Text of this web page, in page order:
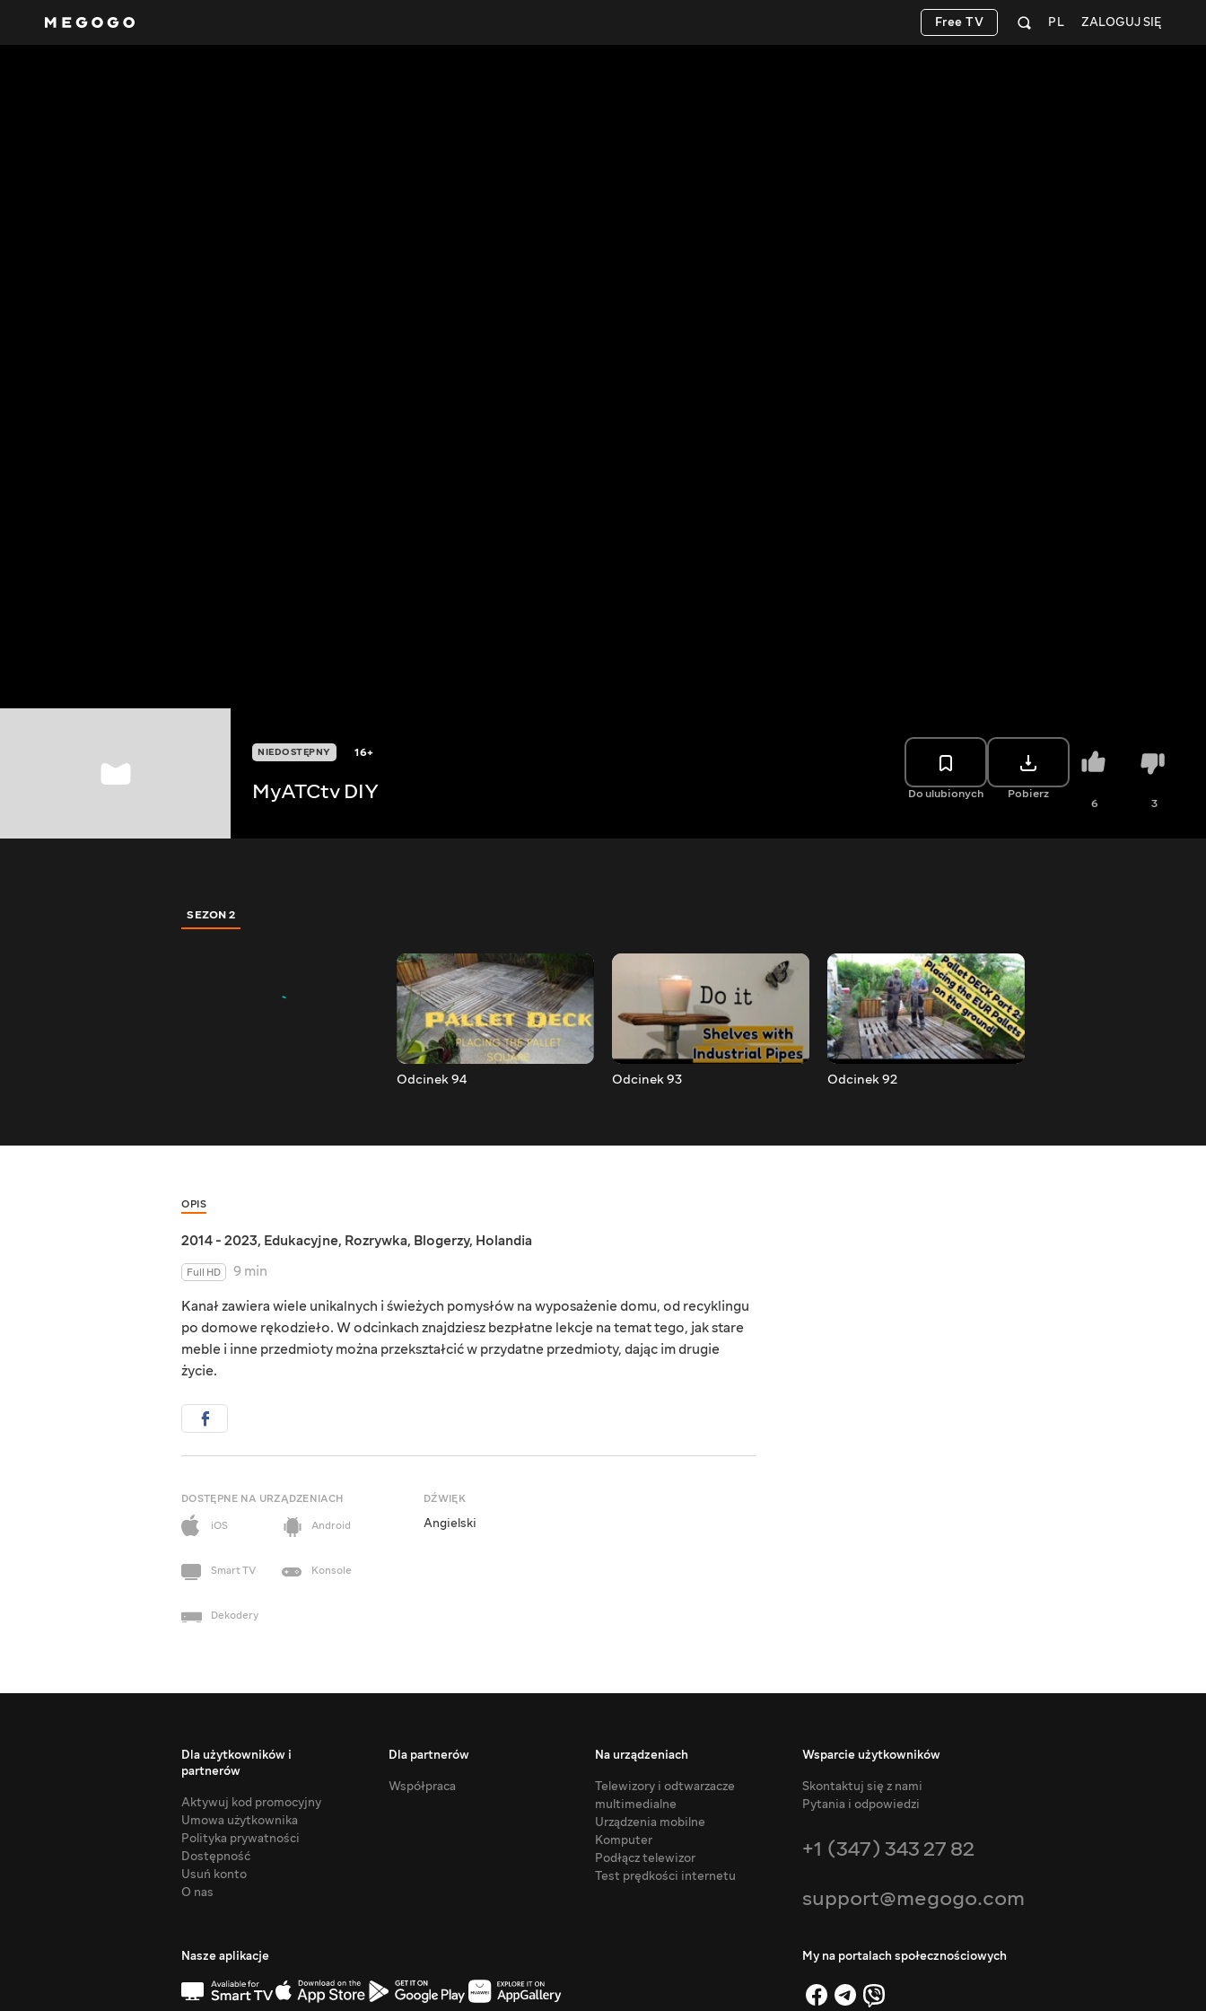
ZALOGUJ SIĘ
PL
Free TV
NIEDOSTĘPNY 16+
MyATCtv DIY Do ulubionych Pobierz
6 3
SEZON 2
Odcinek 94 Odcinek 93 Odcinek 92
OPIS
2014 - 2023, Edukacyjne, Rozrywka, Blogerzy, Holandia
Full HD
9 min
Kanał zawiera wiele unikalnych i świeżych pomysłów na wyposażenie domu, od recyklingu
po domowe rękodzieło. W odcinkach znajdziesz bezpłatne lekcje na temat tego, jak stare
meble i inne przedmioty można przekształcić w przydatne przedmioty, dając im drugie
życie.
DOSTĘPNE NA URZĄDZENIACH
iOS
Android
Smart TV Konsole
Dekodery
DŹWIĘK
Angielski
Dla użytkowników i
partnerów
Aktywuj kod promocyjny
Umowa użytkownika
Polityka prywatności
Dostępność
Usuń konto
O nas
Dla partnerów
Współpraca
Na urządzeniach
Telewizory i odtwarzacze
multimedialne
Urządzenia mobilne
Komputer
Podłącz telewizor
Test prędkości internetu
Wsparcie użytkowników
Skontaktuj się z nami
Pytania i odpowiedzi
+1 (347) 343 27 82
support@megogo.com
Nasze aplikacje My na portalach społecznościowych